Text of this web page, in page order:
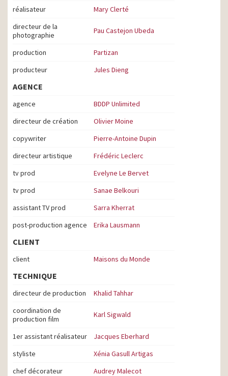
réalisateur
Mary Clerté
directeur de la
photographie
Pau Castejon Ubeda
production
Partizan
producteur
Jules Dieng
AGENCE
agence
BDDP Unlimited
directeur de création
Olivier Moine
copywriter
Pierre-Antoine Dupin
directeur artistique
Frédéric Leclerc
tv prod
Evelyne Le Bervet
tv prod
Sanae Belkouri
assistant TV prod
Sarra Kherrat
post-production agence
Erika Lausmann
CLIENT
client Maisons du Monde
TECHNIQUE
directeur de production
Khalid Tahhar
coordination de
production film
Karl Sigwald
1er assistant réalisateur
Jacques Eberhard
styliste
Xénia Gasull Artigas
chef décorateur
Audrey Malecot